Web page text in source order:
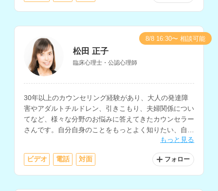
松田 正子
臨床心理士・公認心理師
30年以上のカウンセリング経験があり、大人の発達障
害やアダルトチルドレン、引きこもり、夫婦関係につい
てなど、様々な分野のお悩みに答えてきたカウンセラー
さんです。自分自身のことをもっとよく知りたい、自分
らしく生きたいと考えている方にもおすすめです。
もっと見る
ビデオ 電話 対面 フォロー
8/8 16:30〜 相談可能